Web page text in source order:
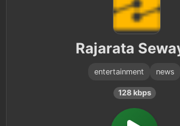
Rajarata
entertainment news
128 kbps